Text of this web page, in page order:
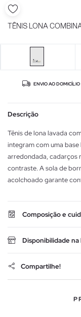
TÊNIS LONA
ENVIO AO DOMICÍLIO
Descrição
Tênis de lona lavada
integram com uma
arredondada, cadarços
contraste. A sola de
acolchoado garante
Composição e
Disponibilidade na
Compartilhe!